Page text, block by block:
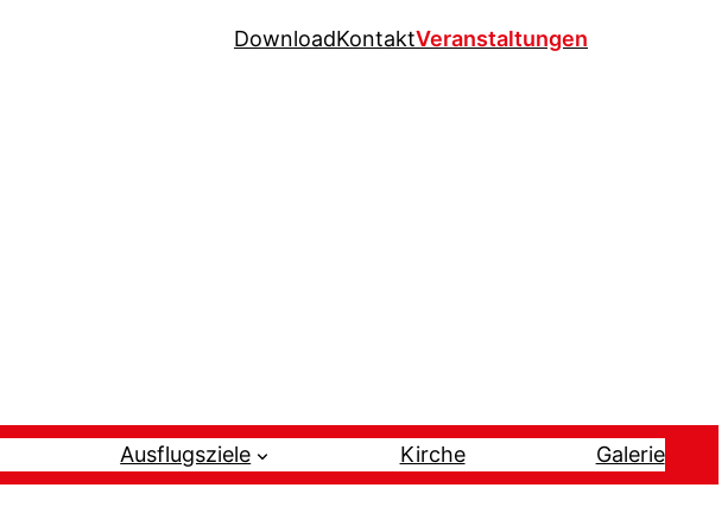
DownloadKontaktVeranstaltungen
Ausflugsziele Kirche Galerie